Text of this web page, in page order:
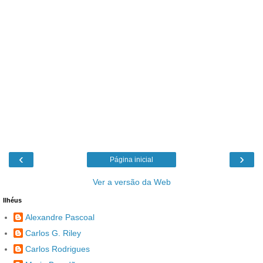
‹ ›
Página inicial
Ver a versão da Web
Ilhéus
Alexandre Pascoal
Carlos G. Riley
Carlos Rodrigues